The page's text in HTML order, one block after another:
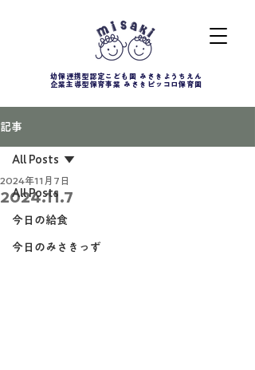
幼保連携型認定こども園 みさきようちえん
企業主導型保育事業 みさきピッコロ保育園
記事
All Posts
今日の給食
今日のみさきっず
All Posts
2024.11.7
2024年11月7日